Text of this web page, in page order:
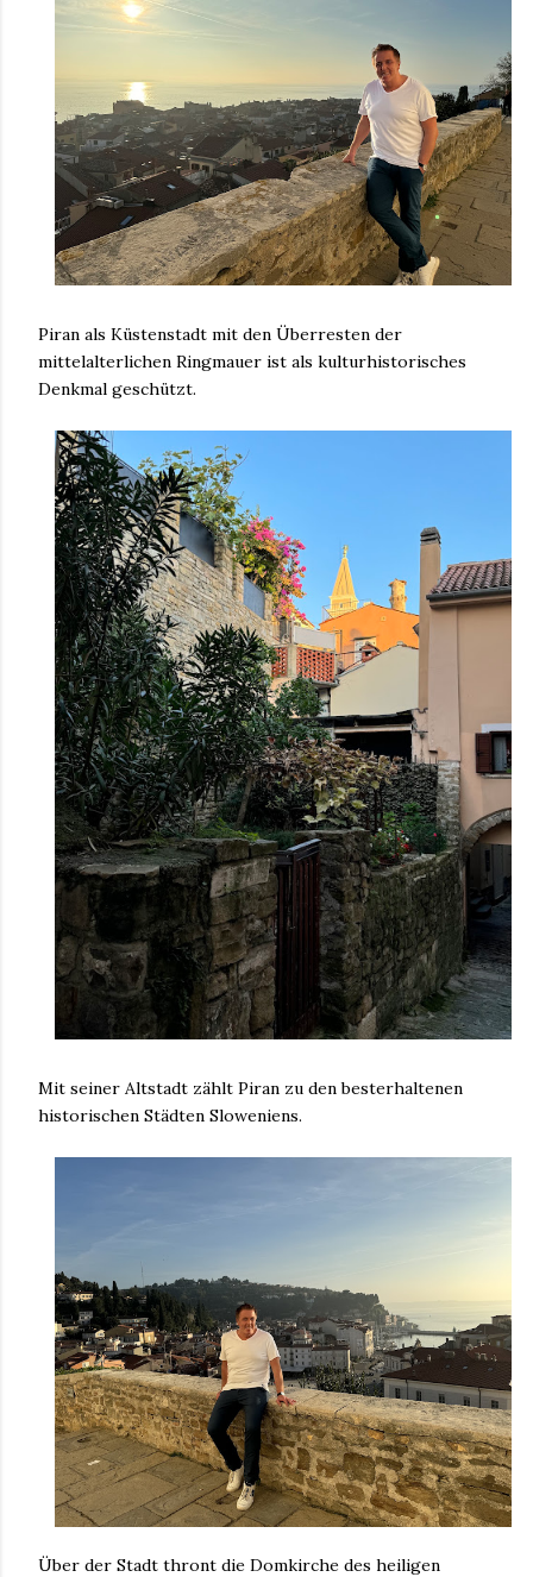
Piran als Küstenstadt mit den Überresten der
mittelalterlichen Ringmauer ist als kulturhistorisches
Denkmal geschützt.
Mit seiner Altstadt zählt Piran zu den besterhaltenen
historischen Städten Sloweniens.
Über der Stadt thront die Domkirche des heiligen